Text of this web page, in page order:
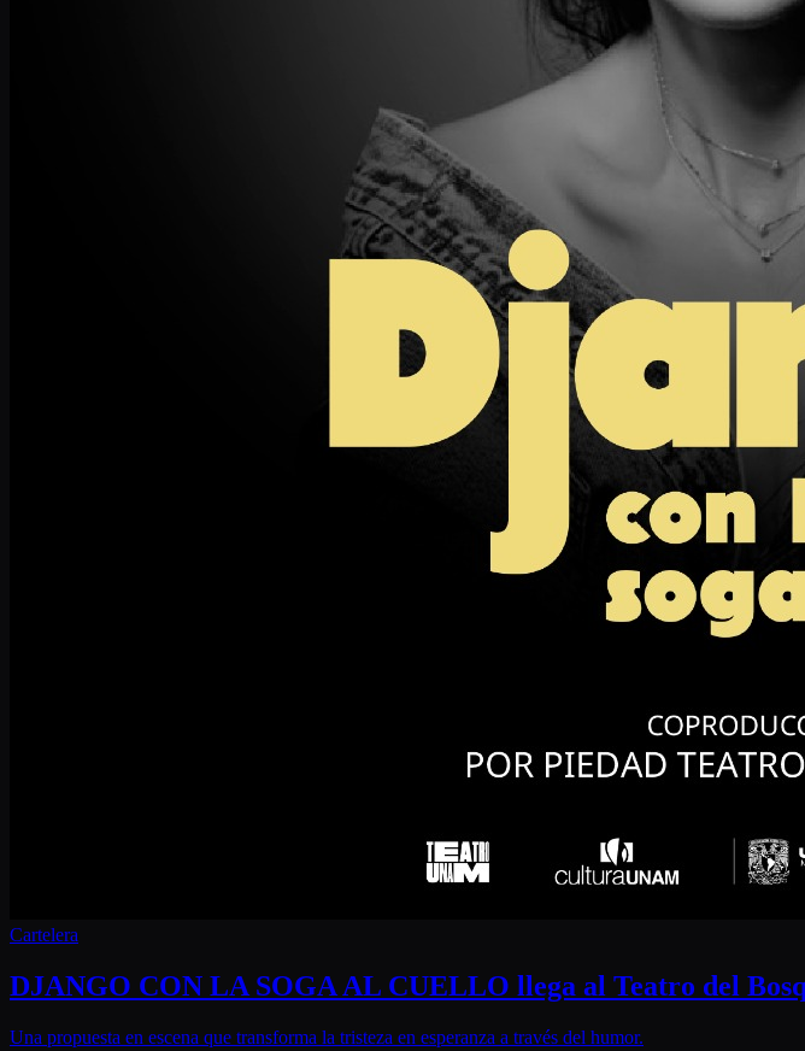
Cartelera
DJANGO CON LA SOGA AL CUELLO llega al Teatro del
Una propuesta en escena que transforma la tristeza en esperanza a través del humor.